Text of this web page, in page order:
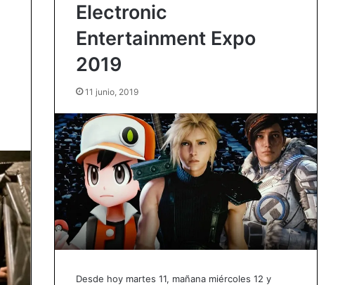
Electronic
Entertainment Expo
2019
11 junio, 2019
Desde hoy martes 11, mañana miércoles 12 y